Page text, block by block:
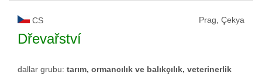
CS Prag, Çekya
Dřevařství
dallar grubu: tarım, ormancılık ve balıkçılık, veterinerlik